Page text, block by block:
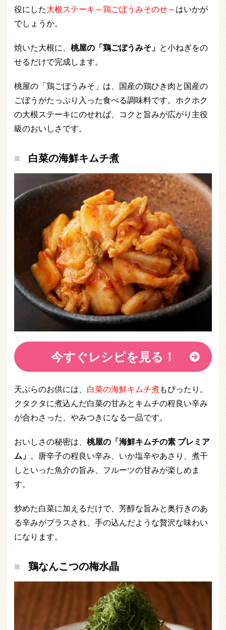
役にした大根ステーキ～鶏ごぼうみそのせ～はいかが
でしょうか。
焼いた大根に、 桃屋の「鶏ごぼうみそ」 と小ねぎをの
せるだけで完成します。
桃屋の「鶏ごぼうみそ」は、国産の鶏ひき肉と国産の
ごぼうがたっぷり入った食べる調味料です。ホクホク
の大根ステーキにのせれば、コクと旨みが広がり主役
級のおいしさです。
白菜の海鮮キムチ煮
今すぐレシピを見る！
天ぷらのお供には、 白菜の海鮮キムチ煮もぴったり。
クタクタに煮込んだ白菜の甘みとキムチの程良い辛み
が合わさった、やみつきになる一品です。
おいしさの秘密は、 桃屋の「海鮮キムチの素 プレミア
ム」 。唐辛子の程良い辛み、いか塩辛やあさり、煮干
しといった魚介の旨み、フルーツの甘みが楽しめま
す。
炒めた白菜に加えるだけで、芳醇な旨みと奥行きのあ
る辛みがプラスされ、手の込んだような贅沢な味わい
になります。
鶏なんこつの梅水晶